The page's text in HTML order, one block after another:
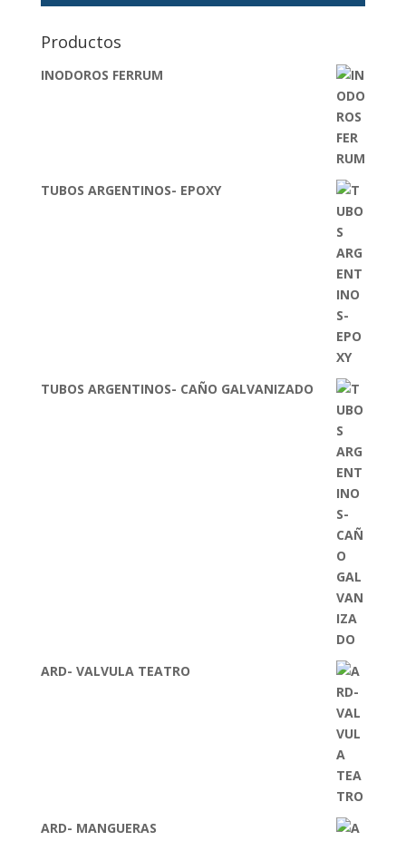
Productos
INODOROS FERRUM
TUBOS ARGENTINOS- EPOXY
TUBOS ARGENTINOS- CAÑO GALVANIZADO
ARD- VALVULA TEATRO
ARD- MANGUERAS